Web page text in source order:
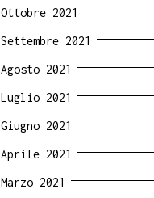
Ottobre 2021
Settembre 2021
Agosto 2021
Luglio 2021
Giugno 2021
Aprile 2021
Marzo 2021